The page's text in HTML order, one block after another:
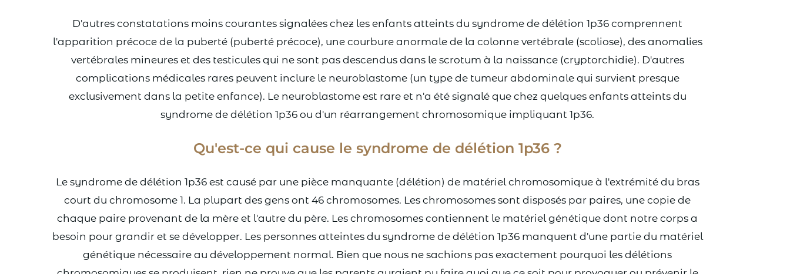
D'autres constatations moins courantes signalées chez les enfants atteints du syndrome de délétion 1p36 comprennent
l'apparition précoce de la puberté (puberté précoce), une courbure anormale de la colonne vertébrale (scoliose), des anomalies
vertébrales mineures et des testicules qui ne sont pas descendus dans le scrotum à la naissance (cryptorchidie). D'autres
complications médicales rares peuvent inclure le neuroblastome (un type de tumeur abdominale qui survient presque
exclusivement dans la petite enfance). Le neuroblastome est rare et n'a été signalé que chez quelques enfants atteints du
syndrome de délétion 1p36 ou d'un réarrangement chromosomique impliquant 1p36.
Qu'est-ce qui cause le syndrome de délétion 1p36 ?
Le syndrome de délétion 1p36 est causé par une pièce manquante (délétion) de matériel chromosomique à l'extrémité du bras
court du chromosome 1. La plupart des gens ont 46 chromosomes. Les chromosomes sont disposés par paires, une copie de
chaque paire provenant de la mère et l'autre du père. Les chromosomes contiennent le matériel génétique dont notre corps a
besoin pour grandir et se développer. Les personnes atteintes du syndrome de délétion 1p36 manquent d'une partie du matériel
génétique nécessaire au développement normal. Bien que nous ne sachions pas exactement pourquoi les délétions